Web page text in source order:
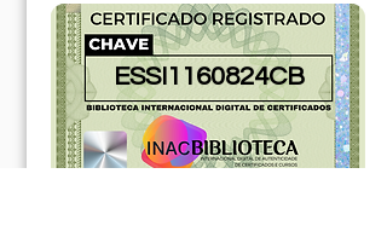
ESSI1160824CB